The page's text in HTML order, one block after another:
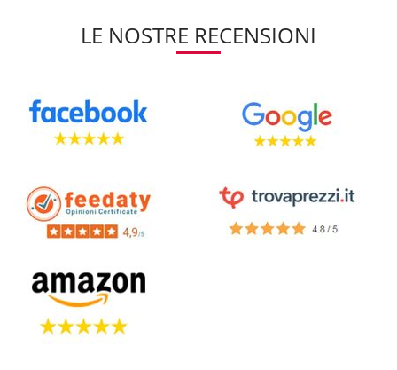
LE NOSTRE RECENSIONI